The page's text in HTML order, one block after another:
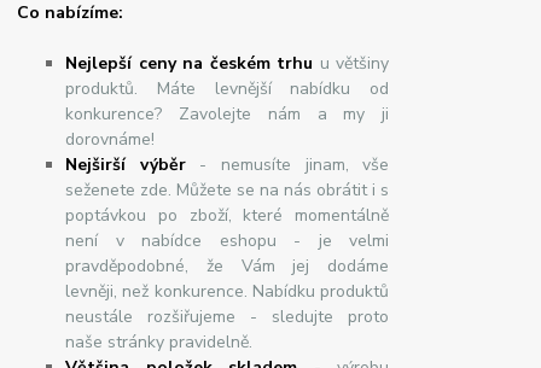
Co nabízíme:
Nejlepší ceny na českém trhu u většiny
produktů. Máte levnější nabídku od
konkurence? Zavolejte nám a my ji
dorovnáme!
Nejširšívýběr- nemusíte jinam, vše
seženete zde. Můžete se na nás obrátit i s
poptávkou po zboží, které momentálně
není v nabídce eshopu - je velmi
pravděpodobné, že Vám jej dodáme
levněji, než konkurence. Nabídku produktů
neustále rozšiřujeme - sledujte proto
naše stránky pravidelně.